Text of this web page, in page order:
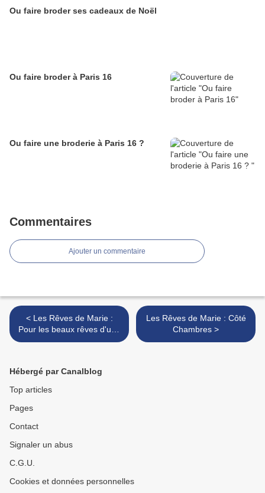
Ou faire broder ses cadeaux de Noël
Ou faire broder à Paris 16
Ou faire une broderie à Paris 16 ?
Commentaires
Ajouter un commentaire
< Les Rêves de Marie :
Pour les beaux rêves d'une
sage petite fille
Les Rêves de Marie : Côté
Chambres >
Hébergé par Canalblog
Top articles
Pages
Contact
Signaler un abus
C.G.U.
Cookies et données personnelles